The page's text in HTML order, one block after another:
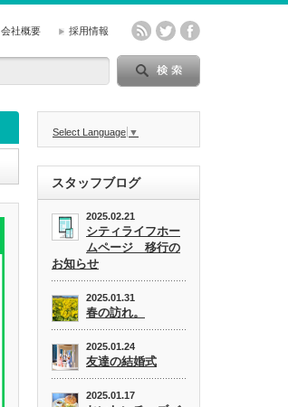
会社概要 採用情報
Select Language ▼
スタッフブログ
2025.02.21
シティライフホー
ムページ 移行の
お知らせ
2025.01.31
春の訪れ。
2025.01.24
友達の結婚式
2025.01.17